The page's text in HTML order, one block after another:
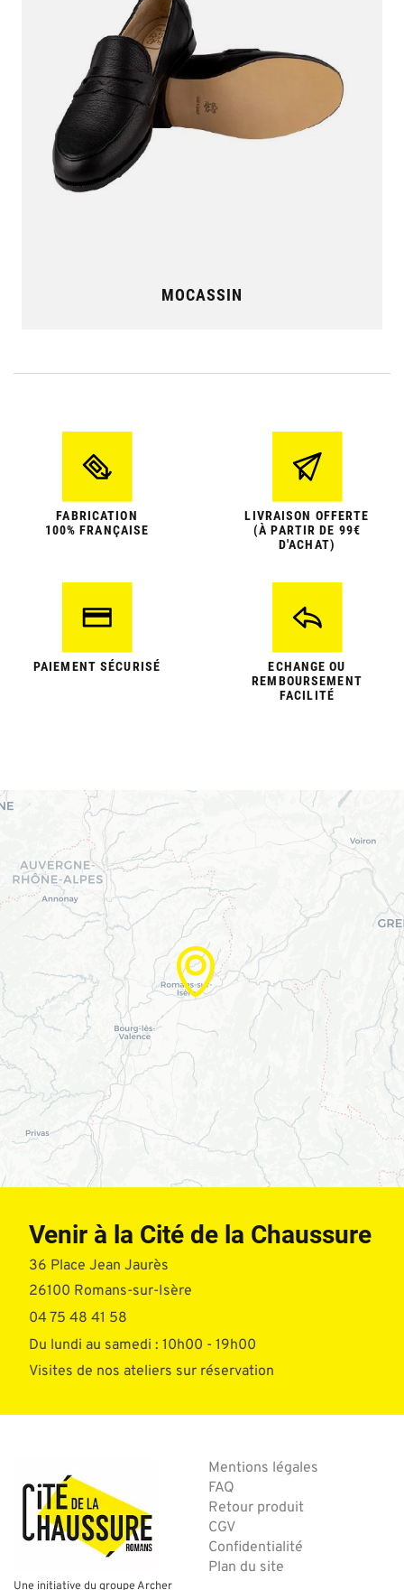
MOCASSIN
FABRICATION
100% FRANÇAISE
LIVRAISON OFFERTE
(À PARTIR DE 99€
D'ACHAT)
PAIEMENT SÉCURISÉ
ECHANGE OU
REMBOURSEMENT
FACILITÉ
Venir à la Cité de la Chaussure
36 Place Jean Jaurès
26100 Romans-sur-Isère
04 75 48 41 58
Du lundi au samedi : 10h00 - 19h00
Visites de nos ateliers sur réservation
Une initiative du groupe Archer
Mentions légales
FAQ
Retour produit
CGV
Confidentialité
Plan du site